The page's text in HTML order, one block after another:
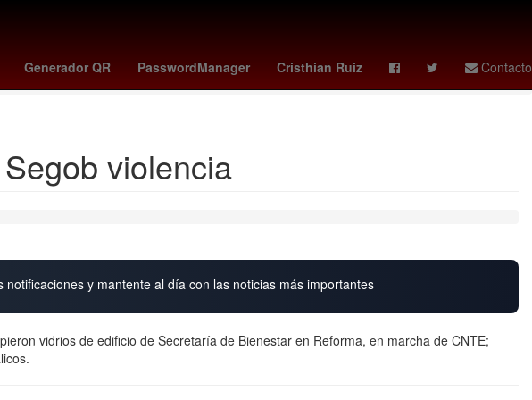
Generador QR PasswordManager Cristhian Ruiz Contacto
elena rybakina Guillermo García Alcocer Senador
Rogelio Funes Mori
violencia
notificaciones y mantente al día con las noticias más importantes
vidrios de edificio de Secretaría de Bienestar en Reforma, en marcha de CNTE;